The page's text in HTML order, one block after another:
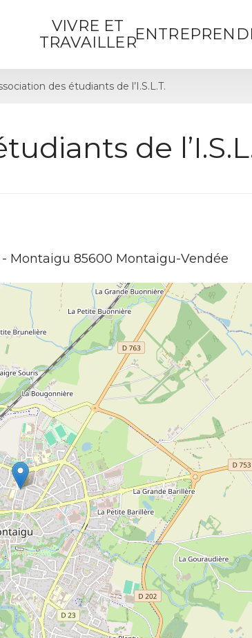
VIVRE ET
TRAVAILLER
des étudiants de l’I.S.L.T.
de
Montaigu 85600 Montaigu-Vendée